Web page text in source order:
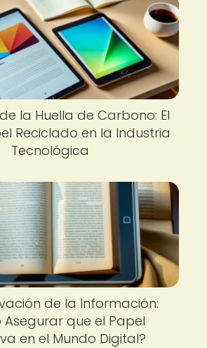
la Huella de Carbono: El
Reciclado en la Industria
Tecnológica
de la Información:
Asegurar que el Papel
en el Mundo Digital?